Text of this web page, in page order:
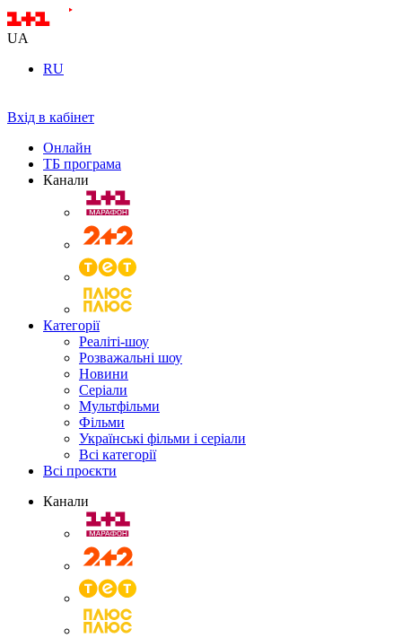
UA
RU
Вхід в кабінет
Онлайн
ТБ програма
Канали
Категорії
Реаліті-шоу
Розважальні шоу
Новини
Серіали
Мультфільми
Фільми
Українські фільми і серіали
Всі категорії
Всі проєкти
Канали